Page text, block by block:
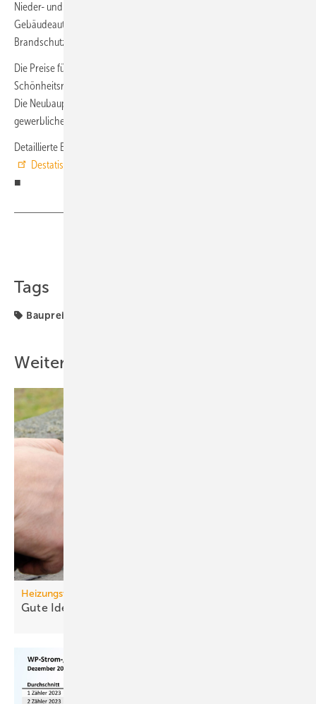
Nieder- und Mittelspannungsanlagen um 1,1 %, für
Gebäudeautomation um 0,6 % und für Dämm- und
Brandschutzarbeiten an technischen Anlagen um 1,7 %.
Die Preise für Instandhaltungsarbeiten an Wohngebäuden (ohne
Schönheitsreparaturen) nahmen gegenüber dem Vorjahr um 0,5 % zu.
Die Neubaupreise für Bürogebäude sanken um 0,1 %, die für
gewerbliche Betriebsgebäude um 0,2 %.
Detaillierte Ergebnisse zur Statistik der Bauleistungspreise bietet die
Destatis-Fachserie 17, Reihe 4, Preisindizes für die Bauwirtschaft
■
Tags
Baupreise
Weitere Inhalte
Heizungswende
Gute Ideen für den